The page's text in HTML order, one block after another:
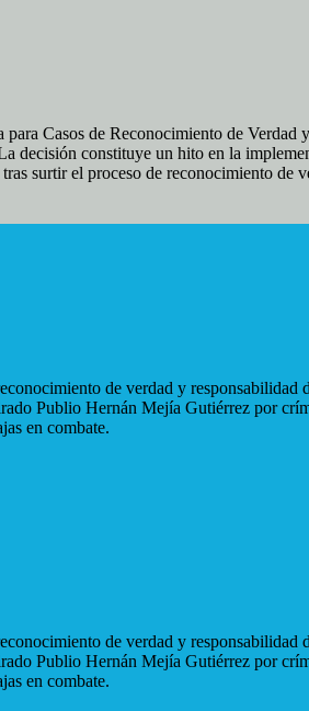
Casos de Reconocimiento de
decisión constituye un hito en la
surtir el proceso de reconocimiento de
de verdad y
Publio Hernán Mejía Gutiérrez por
en combate.
de verdad y
Publio Hernán Mejía Gutiérrez por
en combate.